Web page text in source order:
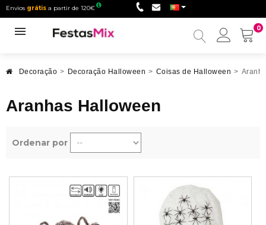
Envios grátis a partir de 120€
0
Minha
Decoração > Decoração Halloween > Coisas de Halloween >
Aranhas Halloween
Ordenar por